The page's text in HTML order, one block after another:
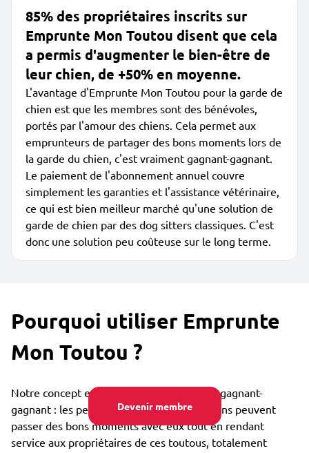
Devenir membre
85% des propriétaires inscrits sur
Emprunte Mon Toutou disent que cela
a permis d'augmenter le bien-être de
leur chien, de +50% en moyenne.
L'avantage d'Emprunte Mon Toutou pour la garde de
chien est que les membres sont des bénévoles,
portés par l'amour des chiens. Cela permet aux
emprunteurs de partager des bons moments lors de
la garde du chien, c'est vraiment gagnant-gagnant.
Le paiement de l'abonnement annuel couvre
simplement les garanties et l'assistance vétérinaire,
ce qui est bien meilleur marché qu'une solution de
garde de chien par des dog sitters classiques. C'est
donc une solution peu coûteuse sur le long terme.
Pourquoi utiliser Emprunte
Mon Toutou ?
Notre concept est collaboratif et vraiment gagnant-
gagnant : les personnes qui aiment les chiens peuvent
passer des bons moments avec eux tout en rendant
service aux propriétaires de ces toutous, totalement